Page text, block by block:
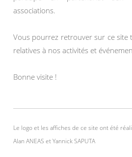
associations.
Vous pourrez retrouver sur ce site
relatives à nos activités et
Bonne visite !
Le logo et les affiches de ce site ont été
Alan ANEAS et Yannick SAPUTA